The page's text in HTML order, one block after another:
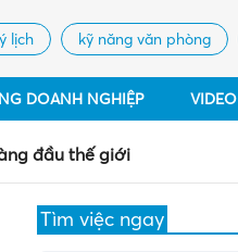
lịch kỹ năng văn phòng
DOANH NGHIỆP VIDEO
đầu thế giới
Tìm việc ngay